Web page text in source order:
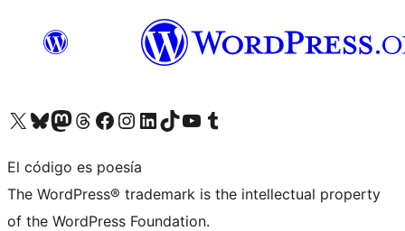
Visita nuestra cuenta de X (anteriormente Twitter)
Visita nuestra cuenta de Bluesky
Visita nuestra cuenta de Mastodon
Visita nuestra cuenta de Threads
Visita nuestra página de Facebook
Visita nuestra cuenta de Instagram
Visita nuestra cuenta de LinkedIn
Visita nuestra cuenta de TikTok
Visita nuestro canal de YouTube
Visita nuestra cuenta de Tumblr
El código es poesía
The WordPress® trademark is the intellectual property
of the WordPress Foundation.